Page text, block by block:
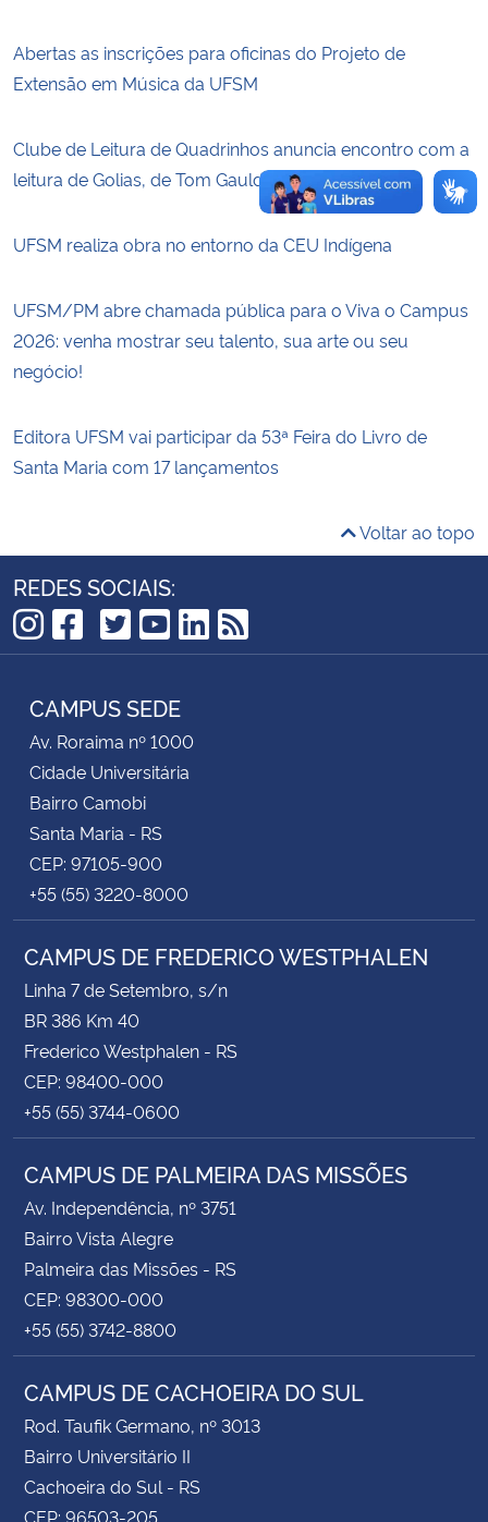
Abertas as inscrições para oficinas do Projeto de
Extensão em Música da UFSM
Clube de Leitura de Quadrinhos anuncia encontro com a
leitura de Golias, de Tom Gauld
UFSM realiza obra no entorno da CEU Indígena
UFSM/PM abre chamada pública para o Viva o Campus
2026: venha mostrar seu talento, sua arte ou seu
negócio!
Editora UFSM vai participar da 53ª Feira do Livro de
Santa Maria com 17 lançamentos
Voltar ao topo
REDES SOCIAIS:
Instagram
Facebook
TikTok
Twitter
YouTube
LinkedIn
RSS
CAMPUS SEDE
Av. Roraima nº 1000
Cidade Universitária
Bairro Camobi
Santa Maria - RS
CEP: 97105-900
+55 (55) 3220-8000
CAMPUS DE FREDERICO WESTPHALEN
Linha 7 de Setembro, s/n
BR 386 Km 40
Frederico Westphalen - RS
CEP: 98400-000
+55 (55) 3744-0600
CAMPUS DE PALMEIRA DAS MISSÕES
Av. Independência, nº 3751
Bairro Vista Alegre
Palmeira das Missões - RS
CEP: 98300-000
+55 (55) 3742-8800
CAMPUS DE CACHOEIRA DO SUL
Rod. Taufik Germano, nº 3013
Bairro Universitário II
Cachoeira do Sul - RS
CEP: 96503-205